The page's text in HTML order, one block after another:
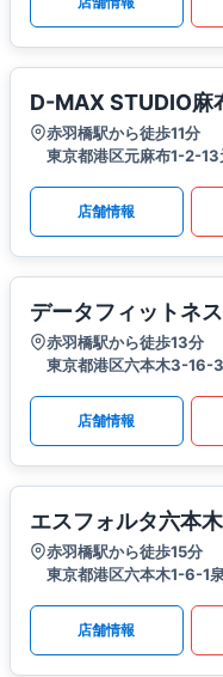
D-MAX STUDIO麻
赤羽橋駅から徒歩11分
東京都港区元麻布1-2-13
店舗情報
データフィットネ
赤羽橋駅から徒歩13分
東京都港区六本木3-16-
店舗情報
エスフォルタ六本
赤羽橋駅から徒歩15分
東京都港区六本木1-6-1
店舗情報